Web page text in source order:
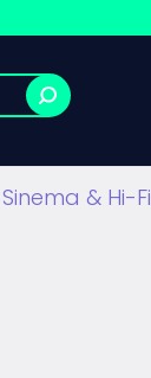
Sinema & Hi-Fi